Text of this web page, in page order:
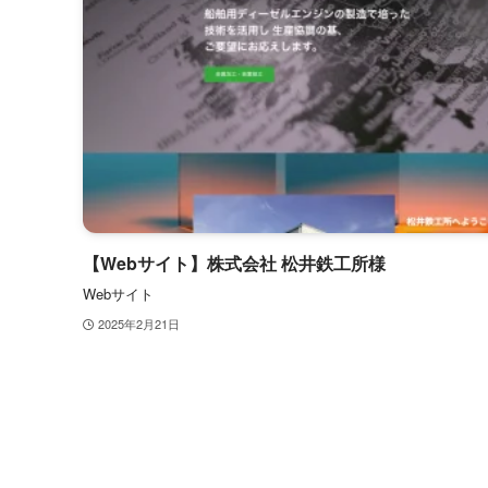
【Webサイト】株式会社 松井鉄工所様
Webサイト
2025年2月21日